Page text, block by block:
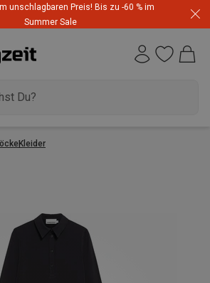
unschlagbaren Preis! Bis zu -60 % im
Summer Sale
Kleider